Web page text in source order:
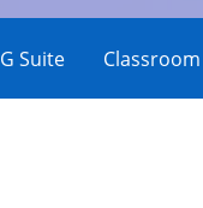
G Suite Classroom